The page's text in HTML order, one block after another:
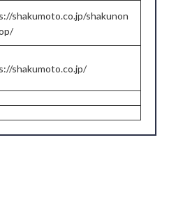
shakumoto.co.jp/shakunon
shakumoto.co.jp/